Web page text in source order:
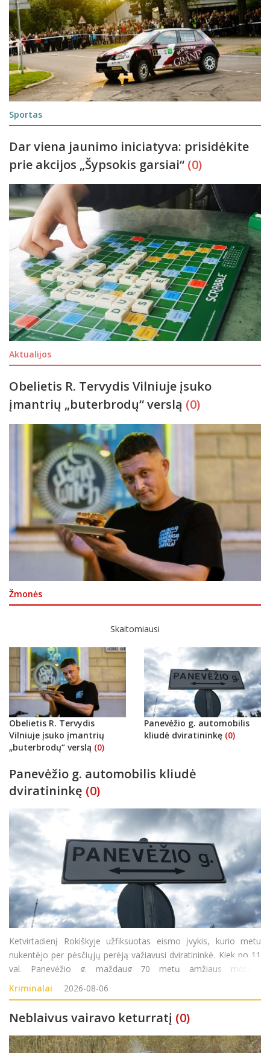
Sportas
Dar viena jaunimo iniciatyva: prisidėkite
prie akcijos „Šypsokis garsiai“ (0)
Aktualijos
Obelietis R. Tervydis Vilniuje įsuko
įmantrių „buterbrodų“ verslą (0)
Žmonės
Skaitomiausi
Obelietis R. Tervydis
Vilniuje įsuko įmantrių
„buterbrodų“ verslą (0)
Panevėžio g. automobilis
kliudė dviratininkę (0)
Panevėžio g. automobilis kliudė
dviratininkę (0)
Ketvirtadienį Rokiškyje užfiksuotas eismo įvykis, kurio metu
nukentėjo per pėsčiųjų perėją važiavusi dviratininkė. Kiek po 11
val. Panevėžio g. maždaug 70 metų amžiaus moteris
važiuodama dviračiu kirto pėsčiųjų perėją. Tuo pačiu metu
važiavusi automobilio vairuotoja nespėjo laiku sustabdyti
Kriminalai 2026-08-06
Neblaivus vairavo keturratį (0)